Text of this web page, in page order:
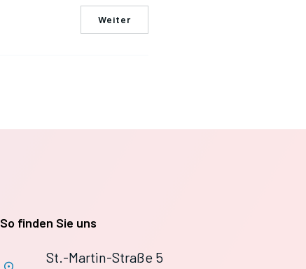
Weiter
So finden Sie uns
St.-Martin-Straße 5